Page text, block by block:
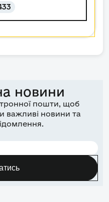
новини
пошти, щоб
важливі новини та